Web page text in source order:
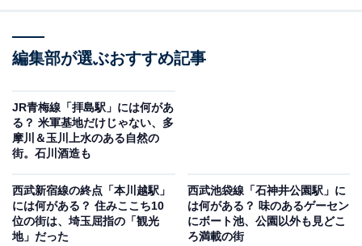
家賃相場は駅徒歩10分以内、築年数10年以内でワンルー
（SUUMO、2024年9月25日確認）。東側の青梅線始発
駅である立川駅とほぼ同じです。
編集部が選ぶおすすめ記事
JR青梅線「拝島駅」には何があ
る？ 米軍基地だけじゃない、多
摩川＆玉川上水のある自然の
街。石川酒造も
西武新宿線の終点「本川越駅」
には何がある？ 住みここち10
位の街は、埼玉屈指の「観光
地」だった
西武池袋線「石神井公園駅」に
は何がある？ 味のあるゲーセン
にボート池、公園以外も見どこ
ろ満載の街